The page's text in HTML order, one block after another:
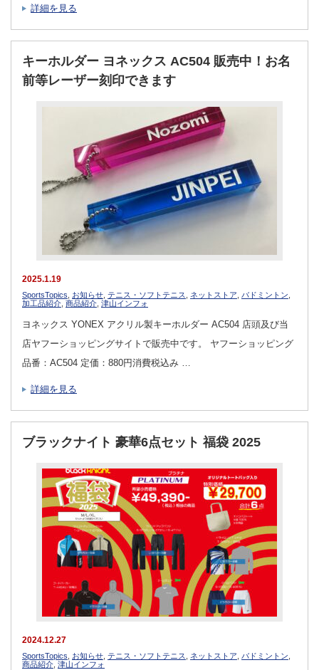
詳細を見る
キーホルダー ヨネックス AC504 販売中！お名
前等レーザー刻印できます
2025.1.19
SportsTopics お知らせ テニス・ソフトテニス ネットストア バドミントン
加工品紹介 商品紹介 津山インフォ
ヨネックス YONEX アクリル製キーホルダー AC504 店頭及び当
店ヤフーショッピングサイトで販売中です。 ヤフーショッピング
品番：AC504 定価：880円消費税込み …
詳細を見る
ブラックナイト 豪華6点セット 福袋 2025
2024.12.27
SportsTopics お知らせ テニス・ソフトテニス ネットストア バドミントン
商品紹介 津山インフォ